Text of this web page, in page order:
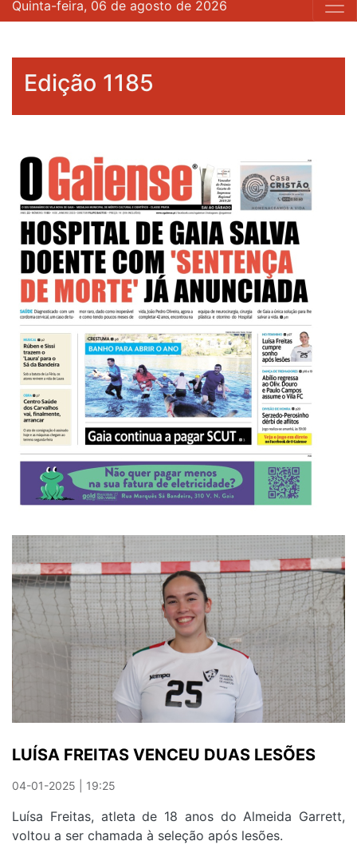
Quinta-feira, 06 de agosto de 2026
Edição 1185
LUÍSA FREITAS VENCEU DUAS LESÕES
04-01-2025 | 19:25
Luísa Freitas, atleta de 18 anos do Almeida Garrett,
voltou a ser chamada à seleção após lesões.